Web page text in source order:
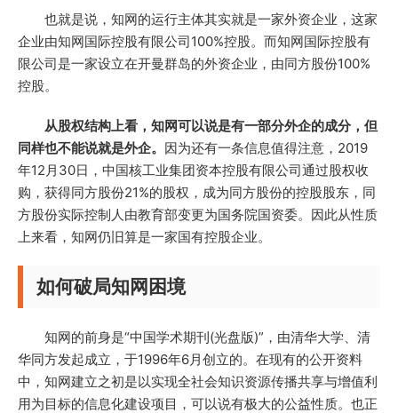
也就是说，知网的运行主体其实就是一家外资企业，这家
企业由知网国际控股有限公司100%控股。而知网国际控股有
限公司是一家设立在开曼群岛的外资企业，由同方股份100%
控股。
从股权结构上看，知网可以说是有一部分外企的成分，但
同样也不能说就是外企。 因为还有一条信息值得注意，2019
年12月30日，中国核工业集团资本控股有限公司通过股权收
购，获得同方股份21%的股权，成为同方股份的控股股东，同
方股份实际控制人由教育部变更为国务院国资委。因此从性质
上来看，知网仍旧算是一家国有控股企业。
如何破局知网困境
知网的前身是“中国学术期刊(光盘版)”，由清华大学、清
华同方发起成立，于1996年6月创立的。在现有的公开资料
中，知网建立之初是以实现全社会知识资源传播共享与增值利
用为目标的信息化建设项目，可以说有极大的公益性质。也正